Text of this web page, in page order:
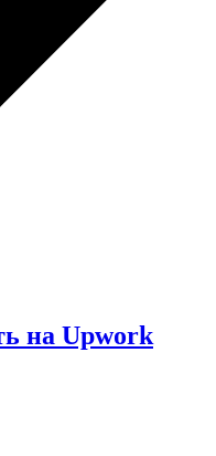
на Upwork